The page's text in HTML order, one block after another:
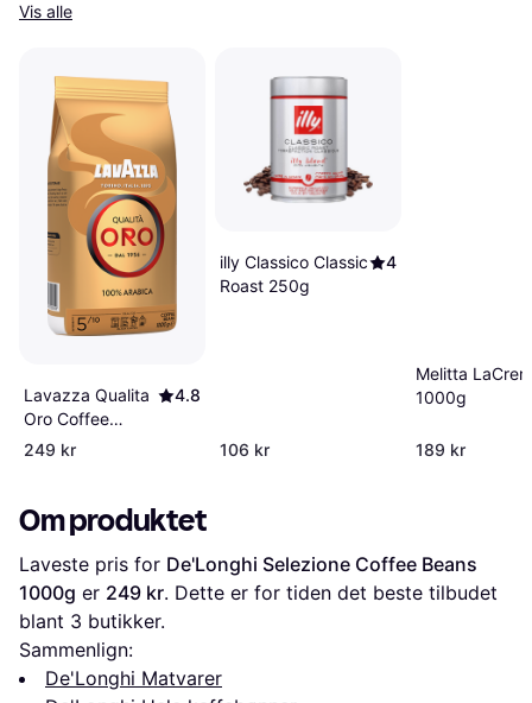
Vis alle
Lavazza Qualita
Oro Coffee
Beans 1000g
4.8
249 kr
illy Classico Classic
Roast 250g
4
106 kr
Melitta
1000g
189 kr
Om produktet
Laveste pris for De'Longhi Selezione Coffee Beans
1000g er 249 kr. Dette er for tiden det beste tilbudet
blant 3 butikker.
Sammenlign:
De'Longhi Matvarer